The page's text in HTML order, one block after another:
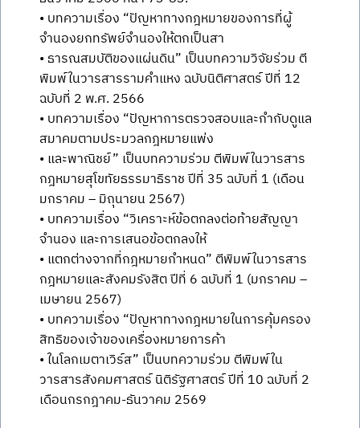
• บทความเรื่อง “ปัญหาทางกฎหมายของการที่ผู้
จำนองยกทรัพย์จำนองให้ตกเป็นสา
• ธารณสมบัติของแผ่นดิน” เป็นบทความวิจัยร่วม ตี
พิมพ์ในวารสารรามคำแหง ฉบับนิติศาสตร์ ปีที่ 12
ฉบับที่ 2 พ.ศ. 2566
• บทความเรื่อง “ปัญหาการตรวจสอบและกำกับดูแล
สมาคมตามประมวลกฎหมายแพ่ง
• และพาณิชย์” เป็นบทความร่วม ตีพิมพ์ในวารสาร
กฎหมายสุโขทัยธรรมาธิราช ปีที่ 35 ฉบับที่ 1 (เดือน
มกราคม – มิถุนายน 2567)
• บทความเรื่อง “วิเคราะห์ข้อตกลงต่อท้ายสัญญา
จำนอง และการเสนอข้อตกลงให้
• แตกต่างจากที่กฎหมายกำหนด” ตีพิมพ์ในวารสาร
กฎหมายและสังคมรังสิต ปีที่ 6 ฉบับที่ 1 (มกราคม –
เมษายน 2567)
• บทความเรื่อง “ปัญหาทางกฎหมายในการคุ้มครอง
สิทธิของเจ้าของเครื่องหมายการค้า
• ในโลกเมตาเวิร์ส” เป็นบทความร่วม ตีพิมพ์ใน
วารสารสังคมศาสตร์ นิติรัฐศาสตร์ ปีที่ 10 ฉบับที่ 2
เดือนกรกฎาคม-ธันวาคม 2569